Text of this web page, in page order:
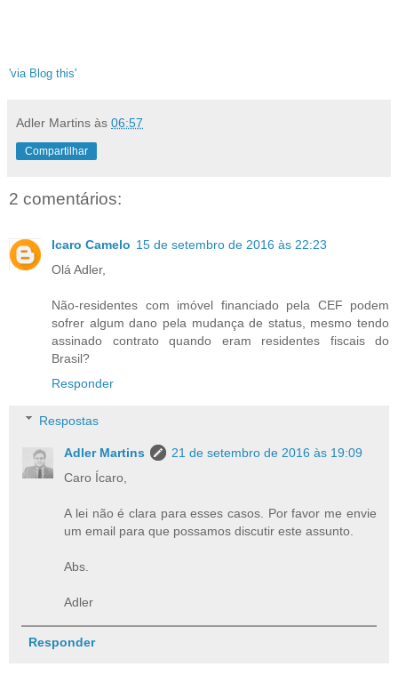
'via Blog this'
Adler Martins às 06:57
Compartilhar
2 comentários:
Icaro Camelo 15 de setembro de 2016 às 22:23
Olá Adler,
Não-residentes com imóvel financiado pela CEF podem
sofrer algum dano pela mudança de status, mesmo tendo
assinado contrato quando eram residentes fiscais do
Brasil?
Responder
Respostas
Adler Martins
21 de setembro de 2016 às 19:09
Caro Ícaro,
A lei não é clara para esses casos. Por favor me envie
um email para que possamos discutir este assunto.
Abs.
Adler
Responder